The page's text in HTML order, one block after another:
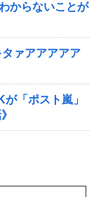
からないことが
ァアアアアア
「ポスト嵐」